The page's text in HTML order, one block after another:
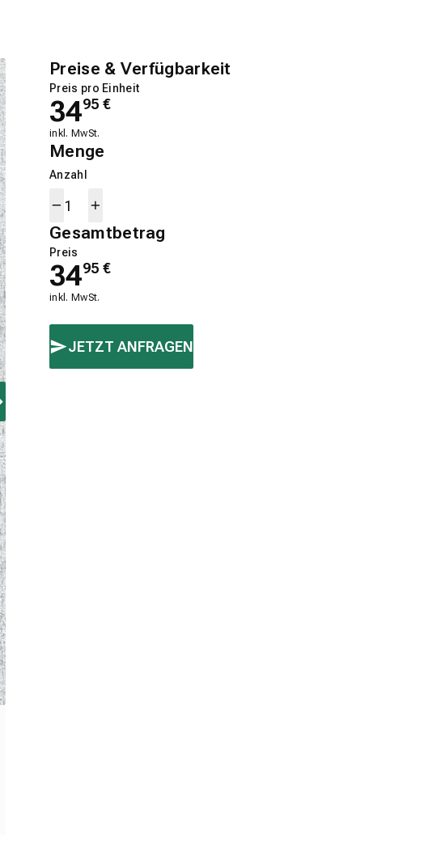
Preise & Verfügbarkeit
Preis pro Einheit
3495 €
inkl. MwSt.
Menge
Anzahl
Gesamtbetrag
Preis
3495 €
inkl. MwSt.
JETZT ANFRAGEN